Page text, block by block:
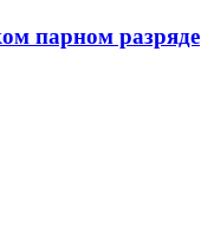
парном разряде